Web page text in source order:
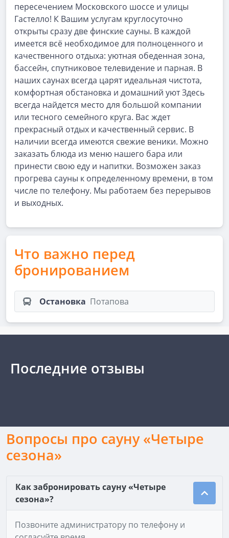
пересечением Московского шоссе и улицы
Гастелло! К Вашим услугам круглосуточно
открыты сразу две финские сауны. В каждой
имеется всё необходимое для полноценного и
качественного отдыха: уютная обеденная зона,
бассейн, спутниковое телевидение и парная. В
наших саунах всегда царят идеальная чистота,
комфортная обстановка и домашний уют Здесь
всегда найдется место для большой компании
или тесного семейного круга. Вас ждет
прекрасный отдых и качественный сервис. В
наличии всегда имеются свежие веники. Можно
заказать блюда из меню нашего бара или
принести свою еду и напитки. Возможен заказ
прогрева сауны к определенному времени, в том
числе по телефону. Мы работаем без перерывов
и выходных.
Что важно перед
бронированием
Остановка Потапова
Последние отзывы
Вопросы про сауну «Четыре
сезона»
Как забронировать сауну «Четыре
сезона»?
Позвоните администратору по телефону и